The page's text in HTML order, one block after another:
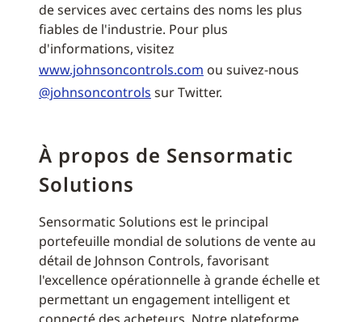
de services avec certains des noms les plus
fiables de l'industrie. Pour plus
d'informations, visitez
www.johnsoncontrols.com ou suivez-nous
@johnsoncontrols sur Twitter.
À propos de Sensormatic
Solutions
Sensormatic Solutions est le principal
portefeuille mondial de solutions de vente au
détail de Johnson Controls, favorisant
l'excellence opérationnelle à grande échelle et
permettant un engagement intelligent et